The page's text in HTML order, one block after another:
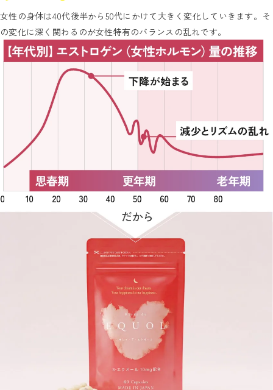
女性の身体は40代後半から50代にかけて大きく変化していきます。そ
の変化に深く関わるのが女性特有のバランスの乱れです。